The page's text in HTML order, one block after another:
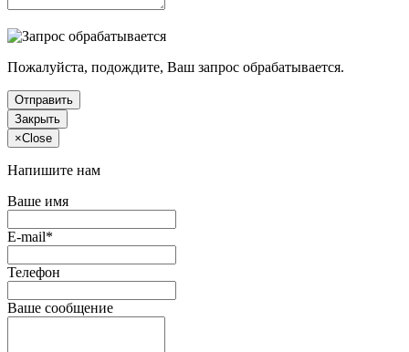
Пожалуйста, подождите, Ваш запрос обрабатывается.
Отправить
Закрыть
×Close
Напишите нам
Ваше имя
E-mail*
Телефон
Ваше сообщение